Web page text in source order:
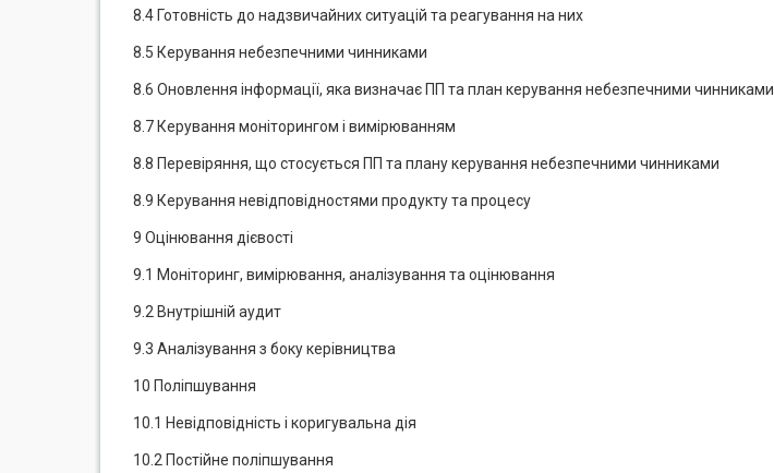
8.4 Готовність до надзвичайних ситуацій та реагування на них
8.5 Керування небезпечними чинниками
8.6 Оновлення інформації, яка визначає ПП та план керування небезпечними чинниками
8.7 Керування моніторингом і вимірюванням
8.8 Перевіряння, що стосується ПП та плану керування небезпечними чинниками
8.9 Керування невідповідностями продукту та процесу
9 Оцінювання дієвості
9.1 Моніторинг, вимірювання, аналізування та оцінювання
9.2 Внутрішній аудит
9.3 Аналізування з боку керівництва
10 Поліпшування
10.1 Невідповідність і коригувальна дія
10.2 Постійне поліпшування